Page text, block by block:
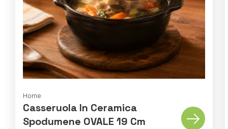
Home
Casseruola In Ceramica
Spodumene OVALE 19 Cm